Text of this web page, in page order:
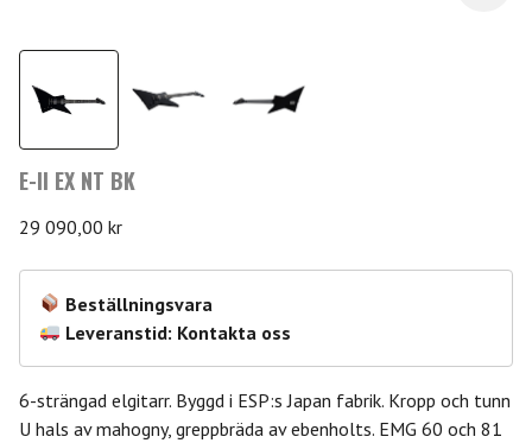
E-II EX NT BK
29 090,00 kr
Beställningsvara
Leveranstid: Kontakta oss
6-strängad elgitarr. Byggd i ESP:s Japan fabrik. Kropp och tunn
U hals av mahogny, greppbräda av ebenholts. EMG 60 och 81